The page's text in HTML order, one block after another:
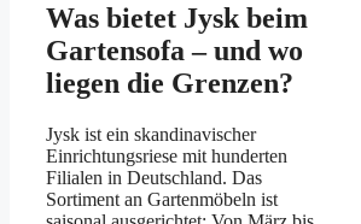
Was bietet Jysk beim
Gartensofa – und wo
liegen die Grenzen?
Jysk ist ein skandinavischer
Einrichtungsriese mit hunderten
Filialen in Deutschland. Das
Sortiment an Gartenmöbeln ist